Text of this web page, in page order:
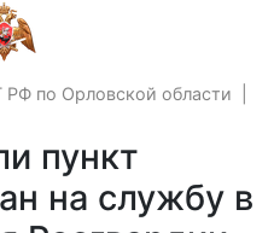
по Орловской области
пункт
на службу в